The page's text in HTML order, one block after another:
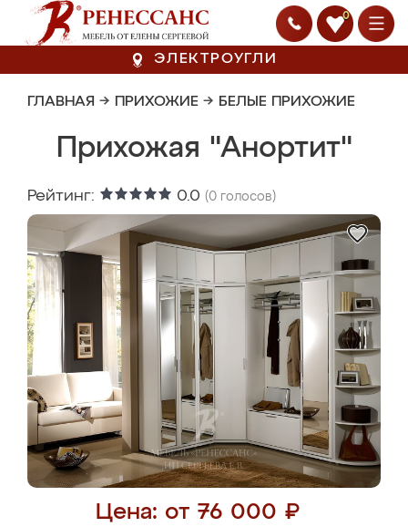
0
ЭЛЕКТРОУГЛИ
ГЛАВНАЯ → ПРИХОЖИЕ → БЕЛЫЕ ПРИХОЖИЕ
Прихожая "Анортит"
Рейтинг: 0.0 (0 голосов)
Цена: от 76 000 ₽